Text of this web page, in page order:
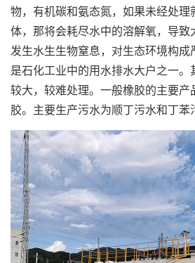
物，有机碳和氨态氮，如果未经处
体，那将会耗尽水中的溶解氧，导
发生水生生物窒息，对生态环境构成
是石化工业中的用水排水大户之一
较大，较难处理。一般橡胶的主要产
胶。主要生产污水为顺丁污水和丁苯